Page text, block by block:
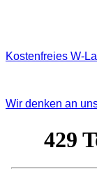
Kostenfreies
Wir denken an